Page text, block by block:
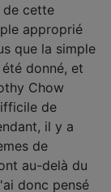
de cette
approprié
que la simple
été donné, et
Chow
de
il y a
de
au-delà du
donc pensé